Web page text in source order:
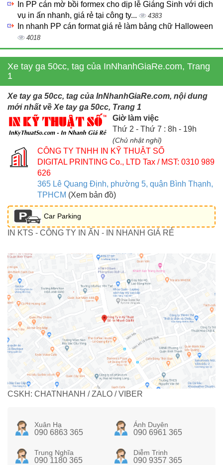
In PP cán mờ bồi formex cho dịp lễ Giáng Sinh với dịch
vụ in ấn nhanh, giá rẻ tại công ty...
4383
In nhanh PP cán format giá rẻ làm bảng chữ Halloween
4018
Xe tay ga 50cc, tag của InNhanhGiaRe.com, Trang
1
Xe tay ga 50cc, tag của InNhanhGiaRe.com, nội dung
mới nhất về Xe tay ga 50cc, Trang 1
Giờ làm việc
Thứ 2 - Thứ 7 : 8h - 19h
(Chủ nhật nghỉ)
CÔNG TY TNHH IN KỸ THUẬT SỐ
DIGITAL PRINTING Co., LTD Tax / MST: 0310 989
626
365 Lê Quang Định, phường 5, quận Bình Thạnh,
TPHCM (Xem bản đồ)
Car Parking
IN KTS - CÔNG TY IN ẤN - IN NHANH GIÁ RẺ
CSKH: CHATNHANH / ZALO / VIBER
Xuân Hạ
090 6863 365
Ánh Duyên
090 6961 365
Trung Nghĩa
090 1180 365
Diễm Trinh
090 9357 365